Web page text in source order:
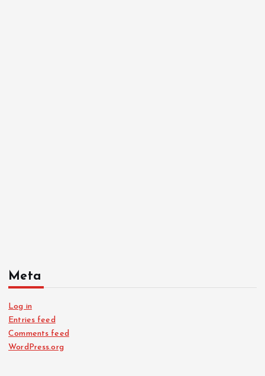
Meta
Log in
Entries feed
Comments feed
WordPress.org